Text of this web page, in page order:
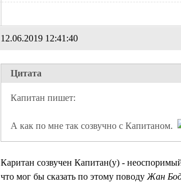
12.06.2019 12:41:40
Цитата
А как по мне так созвучно с Капитаном.
Каритан созвучен Капитан(у) -
что мог бы сказать по этому поводу Жан